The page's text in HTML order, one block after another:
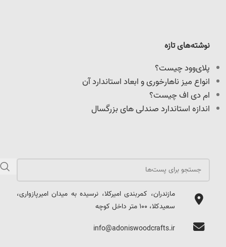
مازندران، کمربندی امیرکلا، نرسیده به میدان امیرپازواری،
سعیدکلا، 100 متر داخل کوچه
info@adoniswoodcrafts.ir
نوشته‌های تازه
پلای‌وود چیست؟
انواع میز ناهارخوری و ابعاد استاندارد آن
ام دی اف چیست؟
اندازه استاندارد صندلی های بزرگسال